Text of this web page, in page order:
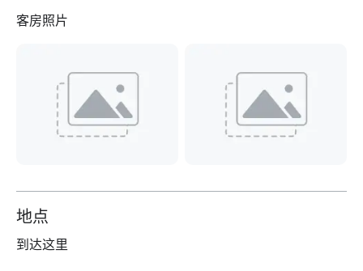
客房照片
地点
到达这里